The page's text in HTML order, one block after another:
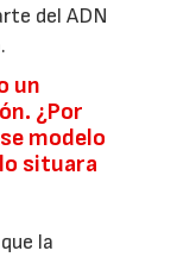
del ADN
un
¿Por
modelo
situara
la